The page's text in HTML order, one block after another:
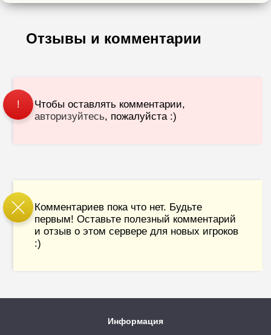
Отзывы и комментарии
!
Чтобы оставлять комментарии,
авторизуйтесь, пожалуйста :)
Комментариев пока что нет. Будьте
первым! Оставьте полезный комментарий
и отзыв о этом сервере для новых игроков
:)
Информация